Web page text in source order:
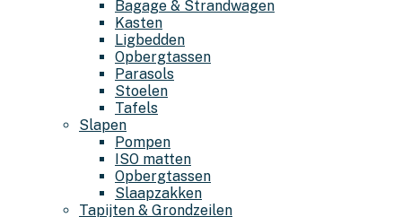
Bagage & Strandwagen
Kasten
Ligbedden
Opbergtassen
Parasols
Stoelen
Tafels
Slapen
Pompen
ISO matten
Opbergtassen
Slaapzakken
Tapijten & Grondzeilen